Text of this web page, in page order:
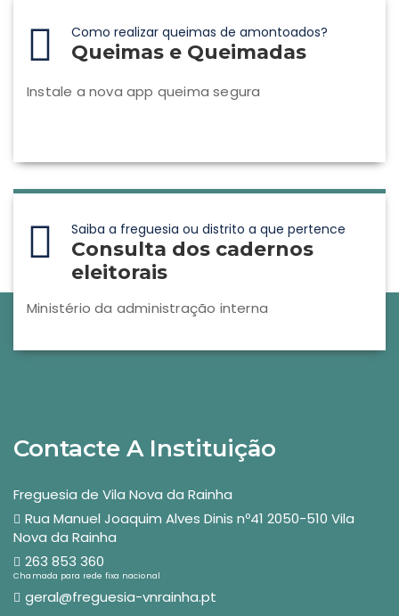
Como realizar queimas de amontoados?
Queimas e Queimadas
Instale a nova app queima segura
Saiba a freguesia ou distrito a que pertence
Consulta dos cadernos
eleitorais
Ministério da administração interna
Contacte A Instituição
Freguesia de Vila Nova da Rainha
Rua Manuel Joaquim Alves Dinis nº41 2050-510 Vila
Nova da Rainha
263 853 360
Chamada para rede fixa nacional
geral@freguesia-vnrainha.pt